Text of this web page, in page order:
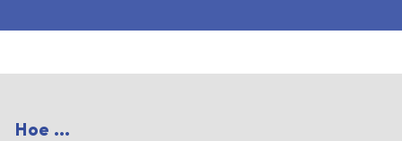
Hoe ...